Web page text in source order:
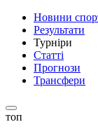
Новини
Результати
Турніри
Статті
Прогнози
Трансфери
топ